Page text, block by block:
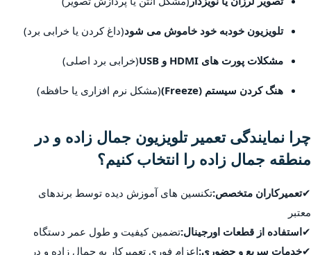
تلویزیون خودبه خود خاموش می شود(داغ کردن یا خرابی برد)
مشکلات پورت های HDMI و USB (خرابی برد اصلی)
هنگ کردن سیستم (Freeze) (مشکل نرم افزاری یا حافظه)
چرا نمایندگی تعمیر تلویزیون جمال زاده و در
منطقه جمال زاده را انتخاب کنیم؟
✔تعمیرکاران متخصص:تکنسین های آموزش دیده توسط برندهای
معتبر
✔استفاده از قطعات اورجینال:تضمین کیفیت و طول عمر دستگاه
✔خدمات سریع و حضوری:اعزام فوری تعمیرکار به جمال زاده و در